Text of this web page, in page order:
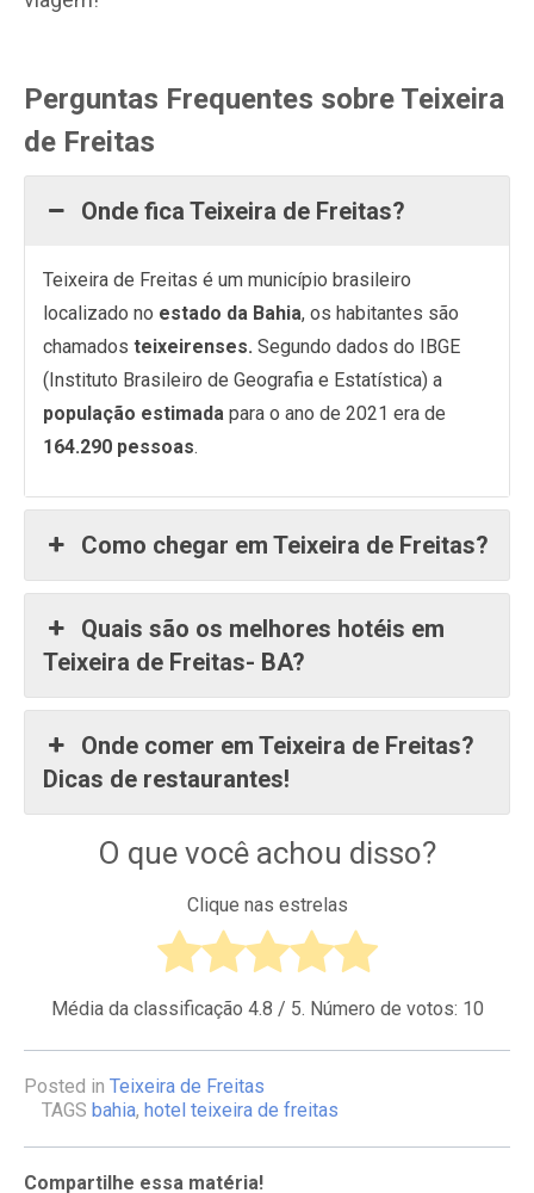
Perguntas Frequentes sobre Teixeira
de Freitas
Onde fica Teixeira de Freitas?
Teixeira de Freitas é um município brasileiro
localizado no estado da Bahia, os habitantes são
chamados teixeirenses. Segundo dados do IBGE
(Instituto Brasileiro de Geografia e Estatística) a
população estimada para o ano de 2021 era de
164.290 pessoas.
Como chegar em Teixeira de Freitas?
Quais são os melhores hotéis em
Teixeira de Freitas- BA?
Onde comer em Teixeira de Freitas?
Dicas de restaurantes!
O que você achou disso?
Clique nas estrelas
Média da classificação 4.8 / 5. Número de votos: 10
Posted in Teixeira de Freitas
TAGS bahia, hotel teixeira de freitas
Compartilhe essa matéria!